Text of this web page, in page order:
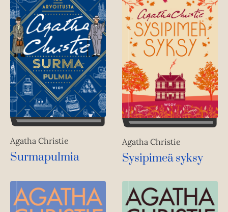
Agatha Christie
Surmapulmia
Agatha Christie
Sysipimeä syksy